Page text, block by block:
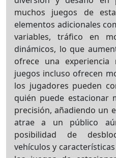
muchos juegos de
elementos adicionales
variables, tráfico en
dinámicos, lo que
ofrece una experiencia
juegos incluso ofrecen
los jugadores pueden
quién puede estacionar
precisión, añadiendo un
atrae a un público
posibilidad de
vehículos y